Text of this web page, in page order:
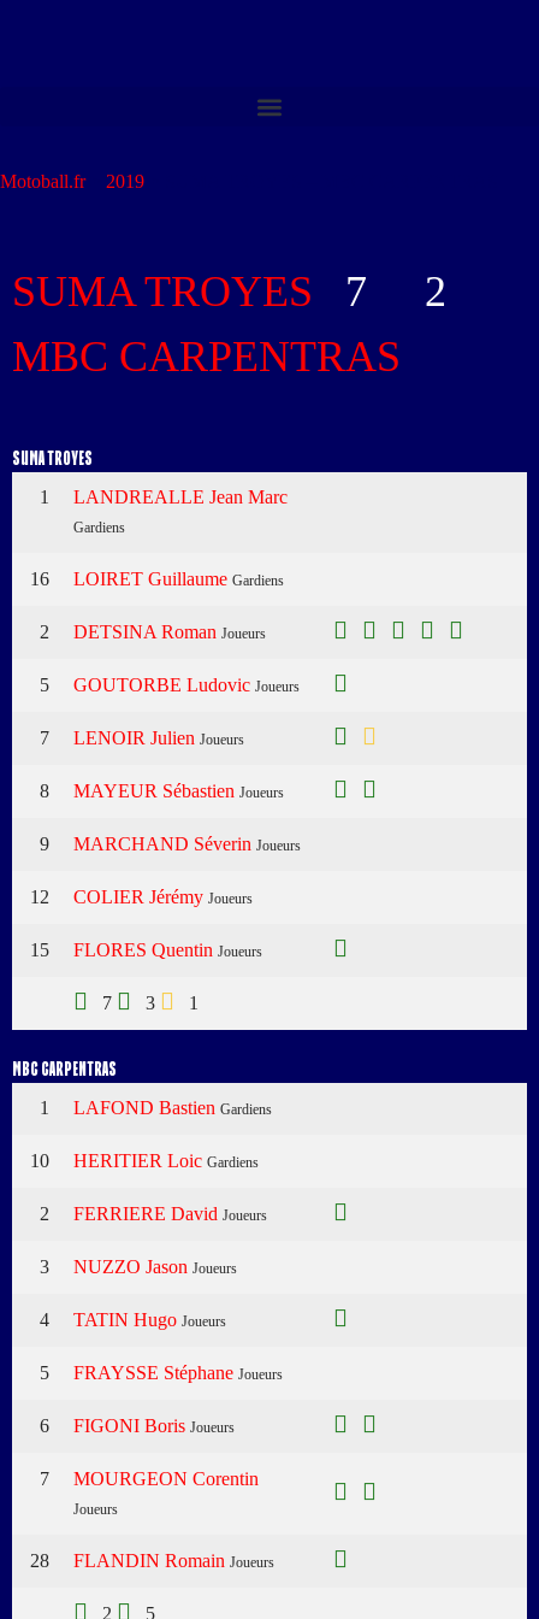
Motoball.fr> 2019
SUMA TROYES 7
2
MBC CARPENTRAS
SUMA TROYES
1 LANDREALLE Jean Marc
Gardiens
16 LOIRET Guillaume Gardiens
2 DETSINA Roman Joueurs
5 GOUTORBE Ludovic Joueurs
7 LENOIR Julien Joueurs
8 MAYEUR Sébastien Joueurs
9 MARCHAND Séverin Joueurs
12 COLIER Jérémy Joueurs
15 FLORES Quentin Joueurs
7 3 1
MBC CARPENTRAS
1 LAFOND Bastien Gardiens
10 HERITIER Loic Gardiens
2 FERRIERE David Joueurs
3 NUZZO Jason Joueurs
4 TATIN Hugo Joueurs
5 FRAYSSE Stéphane Joueurs
6 FIGONI Boris Joueurs
7 MOURGEON Corentin
Joueurs
28 FLANDIN Romain Joueurs
2 5